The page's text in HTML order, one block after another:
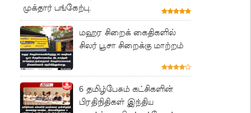
முக்தார் பங்கேற்பு.
மஹர சிறைக் கைதிகளில்
சிலர் பூசா சிறைக்கு மாற்றம்
6 தமிழ்பேசும் கட்சிகளின்
பிரதிநிதிகள் இந்திய